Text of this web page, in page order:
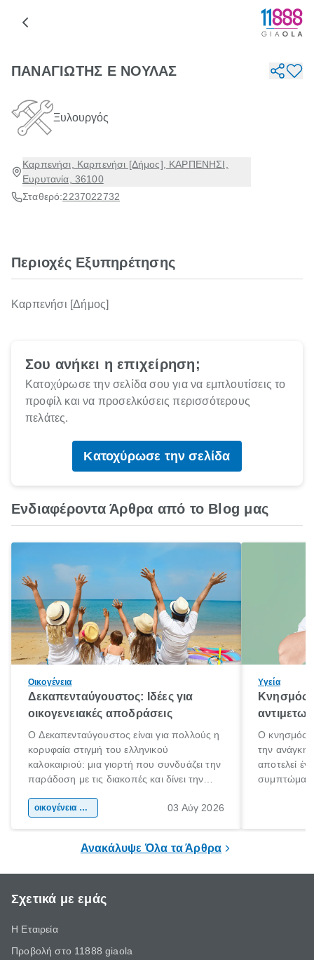
ΠΑΝΑΓΙΩΤΗΣ Ε ΝΟΥΛΑΣ
Ξυλουργός
Καρπενήσι, Καρπενήσι [Δήμος], ΚΑΡΠΕΝΗΣΙ,
Ευρυτανία, 36100
Σταθερό:2237022732
Περιοχές Εξυπηρέτησης
Καρπενήσι [Δήμος]
Σου ανήκει η επιχείρηση;
Κατοχύρωσε την σελίδα σου για να εμπλουτίσεις το
προφίλ και να προσελκύσεις περισσότερους
πελάτες.
Κατοχύρωσε την σελίδα
Ενδιαφέροντα Άρθρα από το Blog μας
Οικογένεια
Δεκαπενταύγουστος: Ιδέες για
οικογενειακές αποδράσεις
Ο Δεκαπενταύγουστος είναι για πολλούς η
κορυφαία στιγμή του ελληνικού
καλοκαιριού: μια γιορτή που συνδυάζει την
παράδοση με τις διακοπές και δίνει την
χώρας. Είτε πρόκειται για λίγες μέρες
οικογένεια & παιδί 03 Αύγ 2026
Υγεία
Κνησμός:
Ο κνησμός
την ανάγκη
αποτελεί
Ανακάλυψε Όλα τα Άρθρα
Σχετικά με εμάς
Η Εταιρεία
Προβολή στο 11888 giaola